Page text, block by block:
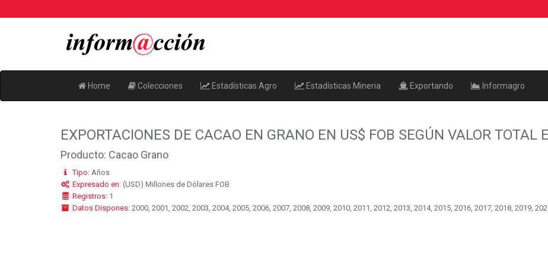
Home Colecciones Estadísticas Agro Estadísticas Mineria Exportando Informagro
EXPORTACIONES DE CACAO EN GRANO EN US$ FOB SEGÚN VALOR TOTAL
Producto: Cacao Grano
Tipo:Años
Expresado en:(USD) Millones de Dólares FOB
Registros:1
Datos Dispones:2000, 2001, 2002, 2003, 2004, 2005, 2006, 2007, 2008, 2009, 2010, 2011, 2012, 2013, 2014, 2015, 2016, 2017, 2018, 2019,